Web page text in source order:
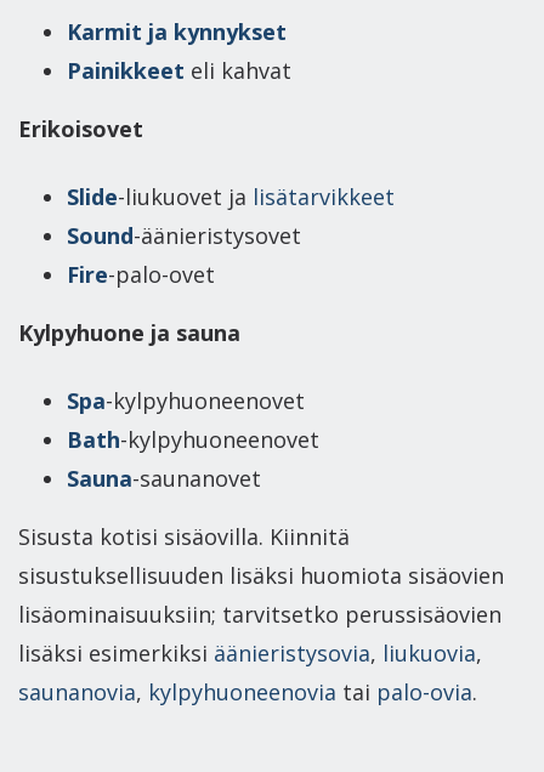
Karmit ja kynnykset
Painikkeet eli kahvat
Erikoisovet
Slide-liukuovet ja lisätarvikkeet
Sound-äänieristysovet
Fire-palo-ovet
Kylpyhuone ja sauna
Spa-kylpyhuoneenovet
Bath-kylpyhuoneenovet
Sauna-saunanovet
Sisusta kotisi sisäovilla. Kiinnitä
sisustuksellisuuden lisäksi huomiota sisäovien
lisäominaisuuksiin; tarvitsetko perussisäovien
lisäksi esimerkiksi äänieristysovia, liukuovia,
saunanovia, kylpyhuoneenovia tai palo-ovia.